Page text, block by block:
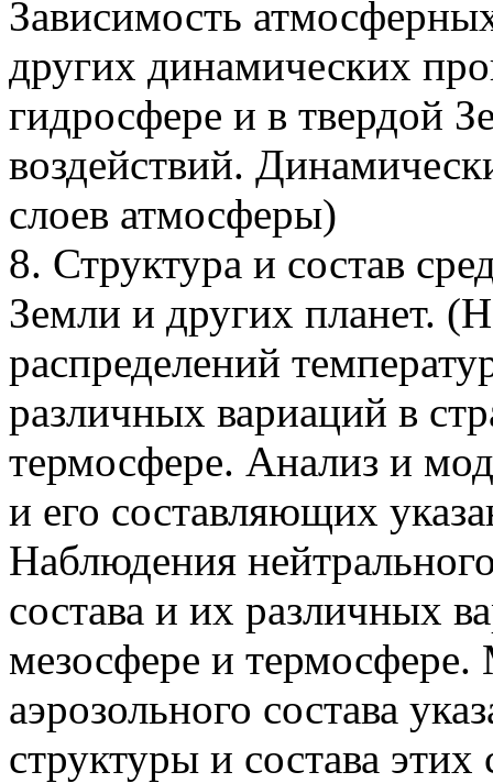
Зависимость
других динамических
гидросфере и в твердой
воздействий.
слоев атмосферы)
8. Структура и состав
Земли и других планет.
распределений
различных вариаций в
термосфере. Анализ и
и его составляющих
Наблюдения
состава и их различных
мезосфере и термосфере.
аэрозольного состава
структуры и состава